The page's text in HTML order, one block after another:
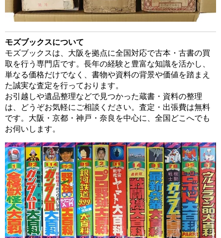
モズブックスについて
モズブックスは、大阪を拠点に全国対応で古本・古書の買
取を行う専門店です。長年の経験と豊富な知識を活かし、
単なる価格だけでなく、書物や資料の背景や価値を踏まえ
た誠実な査定を行っております。
お引越しや遺品整理などで見つかった蔵書・資料の整理
は、どうぞお気軽にご相談ください。査定・出張費は無料
です。大阪・京都・神戸・奈良を中心に、全国どこへでも
お伺いします。